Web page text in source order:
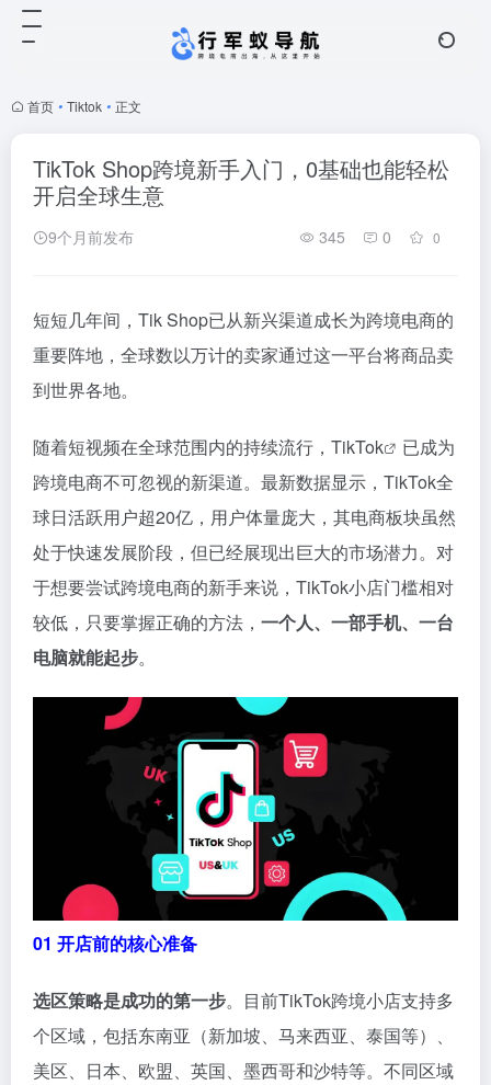
首页 • Tiktok • 正文
TikTok Shop跨境新手入门，0基础也能轻松
开启全球生意
9个月前发布 345 0 0
短短几年间，Tik Shop已从新兴渠道成长为跨境电商的
重要阵地，全球数以万计的卖家通过这一平台将商品卖
到世界各地。
随着短视频在全球范围内的持续流行， TikTok
已成为
跨境电商不可忽视的新渠道。最新数据显示，TikTok全
球日活跃用户超20亿，用户体量庞大，其电商板块虽然
处于快速发展阶段，但已经展现出巨大的市场潜力。对
于想要尝试跨境电商的新手来说，TikTok小店门槛相对
较低，只要掌握正确的方法， 一个人、一部手机、一台
电脑就能起步。
01 开店前的核心准备
选区策略是成功的第一步。目前TikTok跨境小店支持多
个区域，包括东南亚（新加坡、马来西亚、泰国等）、
美区、日本、欧盟、英国、墨西哥和沙特等。不同区域